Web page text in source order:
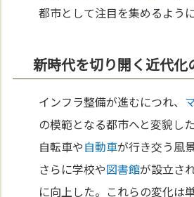
都市として注目を集めるよう
新時代を切り開く近代化
インフラ整備が進むにつれ、
の模範となる都市へと変貌し
自転車や自動車が行き交う風
さらに学校や図書館が設立さ
に向上した。これらの変化は